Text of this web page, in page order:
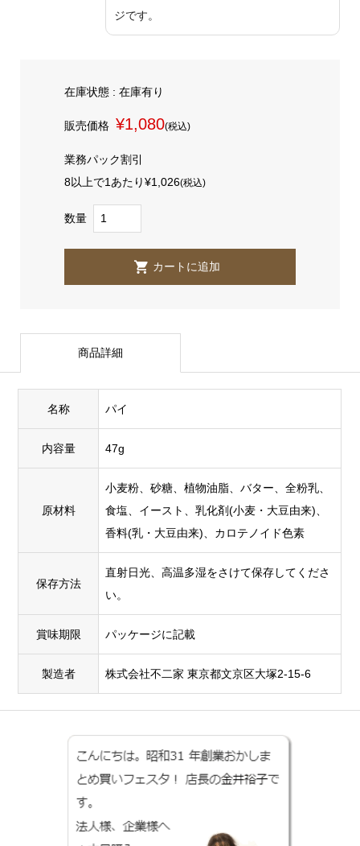
ジです。
在庫状態 : 在庫有り
販売価格 ¥1,080(税込)
業務パック割引
8以上で1あたり¥1,026(税込)
数量
商品詳細
名称 パイ
内容量 47g
原材料
小麦粉、砂糖、植物油脂、バター、全粉乳、
食塩、イースト、乳化剤(小麦・大豆由来)、
香料(乳・大豆由来)、カロテノイド色素
保存方法
直射日光、高温多湿をさけて保存してくださ
い。
賞味期限 パッケージに記載
製造者 株式会社不二家 東京都文京区大塚2-15-6